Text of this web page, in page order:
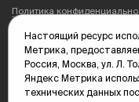
Политика
Редакция: 625035, Тюмень,
(3452) 68-89-05
edit@vsluh.ru
Главный редактор:
Настоящий ресурс
Метрика,
Россия, Москва, ул. Л.
Яндекс Метрика
технических данных